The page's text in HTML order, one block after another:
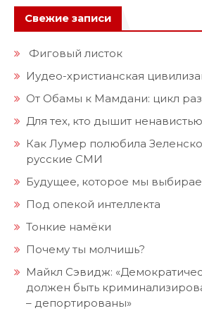
Свежие записи
Фиговый листок
Иудео-христианская
От Обамы к Мамдани: цикл
Для тех, кто дышит
Как Лумер полюбила
русские СМИ
Будущее, которое мы
Под опекой интеллекта
Тонкие намёки
Почему ты молчишь?
Майкл Сэвидж:
должен быть
– депортированы»